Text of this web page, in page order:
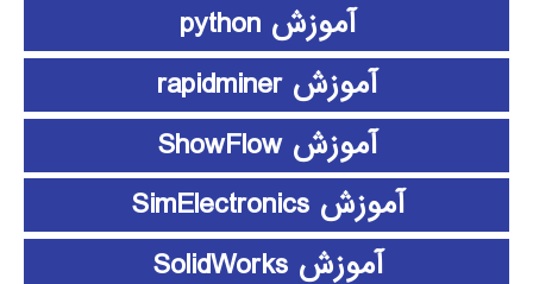
آموزش python
آموزش rapidminer
آموزش ShowFlow
آموزش SimElectronics
آموزش SolidWorks